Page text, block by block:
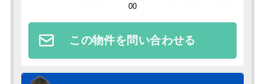
00
この物件を問い合わせる